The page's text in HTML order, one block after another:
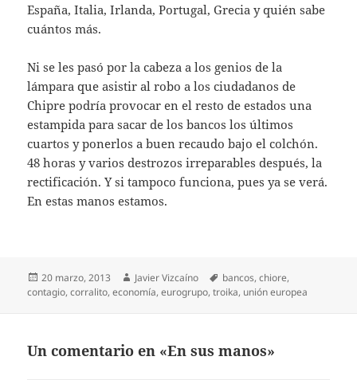
España, Italia, Irlanda, Portugal, Grecia y quién sabe
cuántos más.
Ni se les pasó por la cabeza a los genios de la
lámpara que asistir al robo a los ciudadanos de
Chipre podría provocar en el resto de estados una
estampida para sacar de los bancos los últimos
cuartos y ponerlos a buen recaudo bajo el colchón.
48 horas y varios destrozos irreparables después, la
rectificación. Y si tampoco funciona, pues ya se verá.
En estas manos estamos.
Publicado
el
20 marzo, 2013 Autor
Javier Vizcaíno Etiquetas
bancos,chiore,
contagio,corralito,economía,eurogrupo,troika, unión europea
Un comentario en «En sus manos»